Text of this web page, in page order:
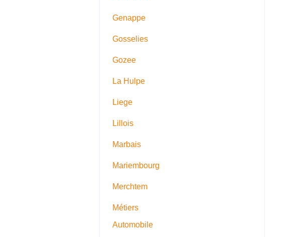
Genappe
Gosselies
Gozee
La Hulpe
Liege
Lillois
Marbais
Mariembourg
Merchtem
Métiers
Automobile